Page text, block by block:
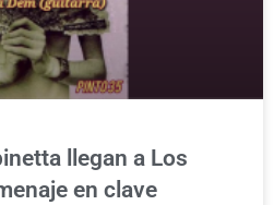
llegan a Los
en clave